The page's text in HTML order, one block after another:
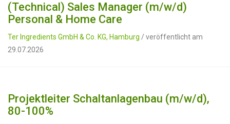
(Technical) Sales Manager (m/w/d)
Personal & Home Care
Ter Ingredients GmbH & Co. KG, Hamburg / veröffentlicht am
29.07.2026
Projektleiter Schaltanlagenbau (m/w/d),
80-100%